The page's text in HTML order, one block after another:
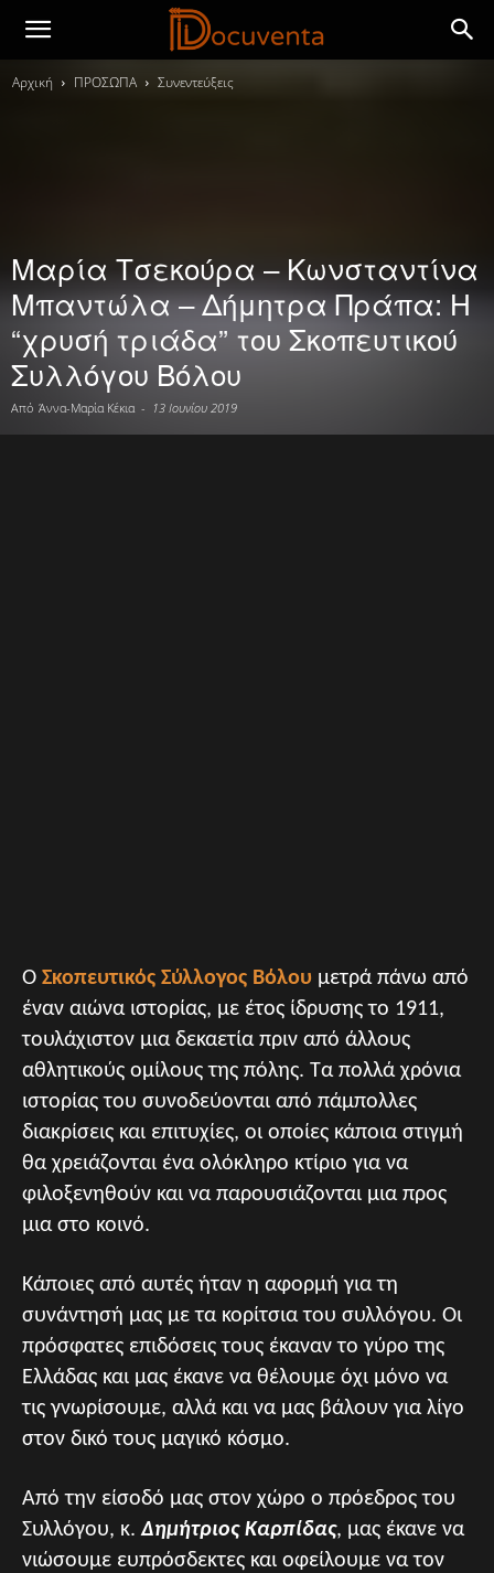
Αρχική ΠΡΟΣΩΠΑ Συνεντεύξεις
Μαρία Τσεκούρα – Κωνσταντίνα
Μπαντώλα – Δήμητρα Πράπα: Η
“χρυσή τριάδα” του Σκοπευτικού
Συλλόγου Βόλου
Από Άννα-Μαρία Κέκια - 13 Ιουνίου 2019
Ο Σκοπευτικός Σύλλογος Βόλου μετρά πάνω από
έναν αιώνα ιστορίας, με έτος ίδρυσης το 1911,
τουλάχιστον μια δεκαετία πριν από άλλους
αθλητικούς ομίλους της πόλης. Τα πολλά χρόνια
ιστορίας του συνοδεύονται από πάμπολλες
διακρίσεις και επιτυχίες, οι οποίες κάποια στιγμή
θα χρειάζονται ένα ολόκληρο κτίριο για να
φιλοξενηθούν και να παρουσιάζονται μια προς
μια στο κοινό.
Κάποιες από αυτές ήταν η αφορμή για τη
συνάντησή μας με τα κορίτσια του συλλόγου. Οι
πρόσφατες επιδόσεις τους έκαναν το γύρο της
Ελλάδας και μας έκανε να θέλουμε όχι μόνο να
τις γνωρίσουμε, αλλά και να μας βάλουν για λίγο
στον δικό τους μαγικό κόσμο.
Από την είσοδό μας στον χώρο ο πρόεδρος του
Συλλόγου, κ. Δημήτριος Καρπίδας, μας έκανε να
νιώσουμε ευπρόσδεκτες και οφείλουμε να τον